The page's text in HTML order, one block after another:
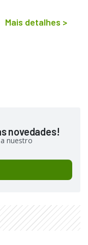
Mais detalhes >
novedades!
nuestro